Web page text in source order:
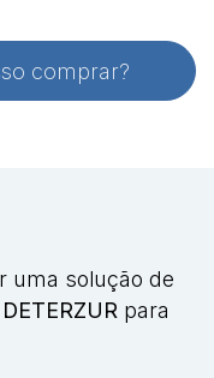
comprar?
uma solução de
DETERZUR para